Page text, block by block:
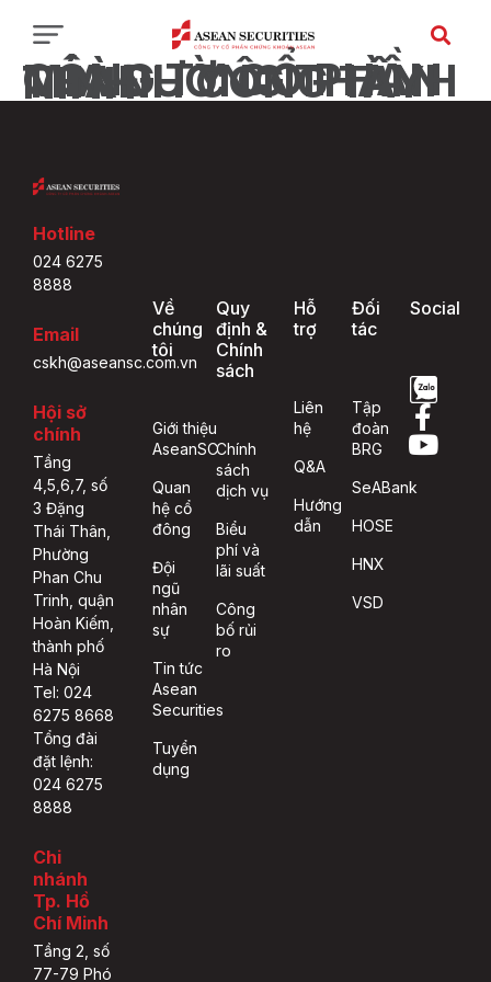
CÔNG TY CỔ PHẦN MÍA ĐƯỜNG THÀNH THÀNH CÔNG TÂY NINH
Hotline
024 6275
8888
Email
cskh@aseansc.com.vn
Hội sở
chính
Tầng
4,5,6,7, số
3 Đặng
Thái Thân,
Phường
Phan Chu
Trinh, quận
Hoàn Kiếm,
thành phố
Hà Nội
Tel: 024
6275 8668
Tổng đài
đặt lệnh:
024 6275
8888
Chi
nhánh
Tp. Hồ
Chí Minh
Tầng 2, số
77-79 Phó
Về
chúng
tôi
Giới thiệu
AseanSC
Quan
hệ cổ
đông
Đội
ngũ
nhân
sự
Tin tức
Asean
Securities
Tuyển
dụng
Quy
định &
Chính
sách
Chính
sách
dịch vụ
Biểu
phí và
lãi suất
Công
bố rủi
ro
Hỗ
trợ
Liên
hệ
Q&A
Hướng
dẫn
Đối
tác
Tập
đoàn
BRG
SeABank
HOSE
HNX
VSD
Social